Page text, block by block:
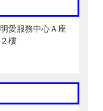
愛服務中心Ａ座
樓